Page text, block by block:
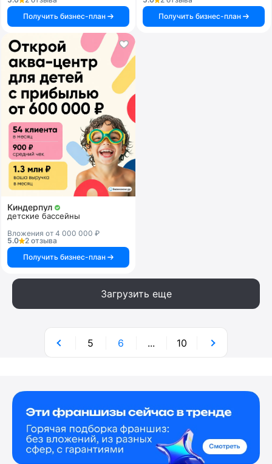
Получить бизнес-план
Получить бизнес-план
Киндерпул
детские бассейны
Вложения от 4 000 000 ₽
5.0
2 отзыва
Получить бизнес-план
Загрузить еще
5 6 ... 10